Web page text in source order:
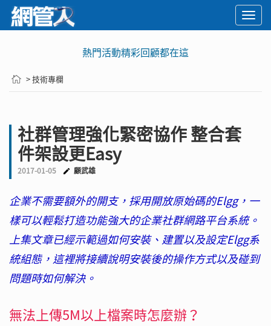
熱門活動精彩回顧都在這
> 技術專欄
社群管理強化緊密協作 整合套
件架設更Easy
2017-01-05 顧武雄
企業不需要額外的開支，採用開放原始碼的Elgg，一
樣可以輕鬆打造功能強大的企業社群網路平台系統。
上集文章已經示範過如何安裝、建置以及設定Elgg系
統組態，這裡將接續說明安裝後的操作方式以及碰到
問題時如何解決。
無法上傳5M以上檔案時怎麼辦？